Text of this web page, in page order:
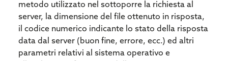
metodo utilizzato nel sottoporre la richiesta al
server, la dimensione del file ottenuto in risposta,
il codice numerico indicante lo stato della risposta
data dal server (buon fine, errore, ecc.) ed altri
parametri relativi al sistema operativo e